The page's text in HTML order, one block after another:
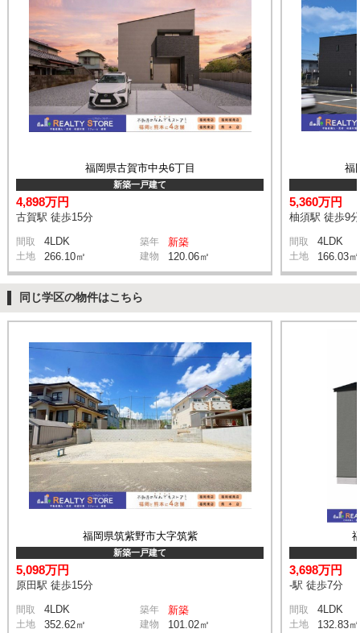
福岡県古賀市中央6丁目
新築一戸建て
4,898万円
古賀駅 徒歩15分
間取 4LDK 築年 新築
土地 266.10㎡ 建物 120.06㎡
福
5,360万円
柚須駅 徒歩9分
間取 4LDK
土地 166.03㎡
同じ学区の物件はこちら
福岡県筑紫野市大字筑紫
新築一戸建て
5,098万円
原田駅 徒歩15分
間取 4LDK 築年 新築
土地 352.62㎡ 建物 101.02㎡
3,698万円
-駅 徒歩7分
間取 4LDK
土地 132.83㎡